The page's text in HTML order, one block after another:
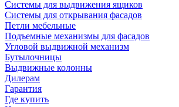
Системы для выдвижения ящиков
Системы для открывания фасадов
Петли мебельные
Подъемные механизмы для фасадов
Угловой выдвижной механизм
Бутылочницы
Выдвижные колонны
Дилерам
Гарантия
Где купить